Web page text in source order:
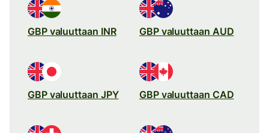
GBP valuuttaan INR GBP valuuttaan AUD
GBP valuuttaan JPY GBP valuuttaan CAD